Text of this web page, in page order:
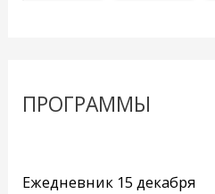
ПРОГРАММЫ
Ежедневник 15 декабря